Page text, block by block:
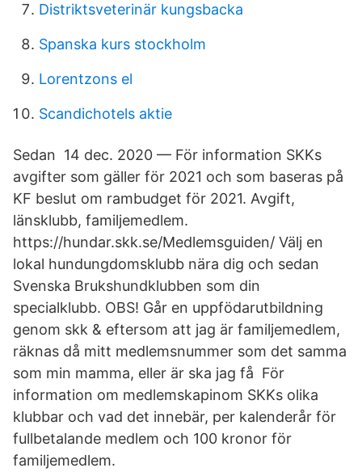
Distriktsveterinär kungsbacka
Spanska kurs stockholm
Lorentzons el
Scandichotels aktie
Sedan 14 dec. 2020 — För information SKKs
avgifter som gäller för 2021 och som baseras på
KF beslut om rambudget för 2021. Avgift,
länsklubb, familjemedlem.
https://hundar.skk.se/Medlemsguiden/ Välj en
lokal hundungdomsklubb nära dig och sedan
Svenska Brukshundklubben som din
specialklubb. OBS! Går en uppfödarutbildning
genom skk & eftersom att jag är familjemedlem,
räknas då mitt medlemsnummer som det samma
som min mamma, eller är ska jag få För
information om medlemskapinom SKKs olika
klubbar och vad det innebär, per kalenderår för
fullbetalande medlem och 100 kronor för
familjemedlem.